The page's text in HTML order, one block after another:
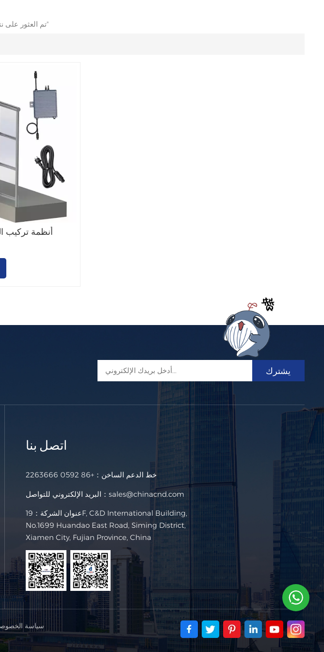
1 تم العثور على نتائج لـ "نظام تركيب الطاقة الشمسية للشرفة"
أنظمة تركيب
اتصل بنا
خط الدعم الساخن： +86 0592 2263666
البريد الإلكتروني للتواصل：sales@chinacnd.com
عنوان الشركة：19F, C&D International Building,
No.1699 Huandao East Road, Siming District,
Xiamen City, Fujian Province, China
سياسة